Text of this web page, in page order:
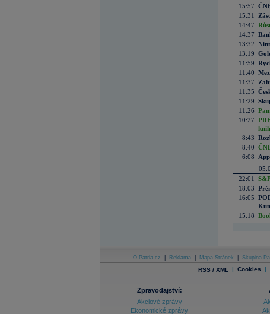
15:57
15:31
14:47
14:37
13:32
13:19
11:59
11:40
11:37
11:35
11:29
11:26
10:27
8:43
8:40
6:08
22:01
18:03
16:05
15:18
O Patria.cz Reklama Mapa Stránek Skupina
RSS / XML | Cookies |
Zpravodajství:
Akciové zprávy
Ekonomické zprávy